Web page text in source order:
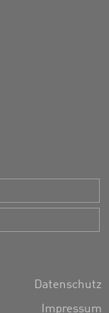
Datenschutz
Impressum